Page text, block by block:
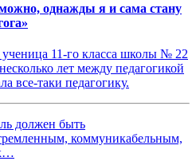
однажды я и сама стану
11-го класса школы № 22
лет между педагогикой
все-таки педагогику.
должен быть
коммуникабельным,